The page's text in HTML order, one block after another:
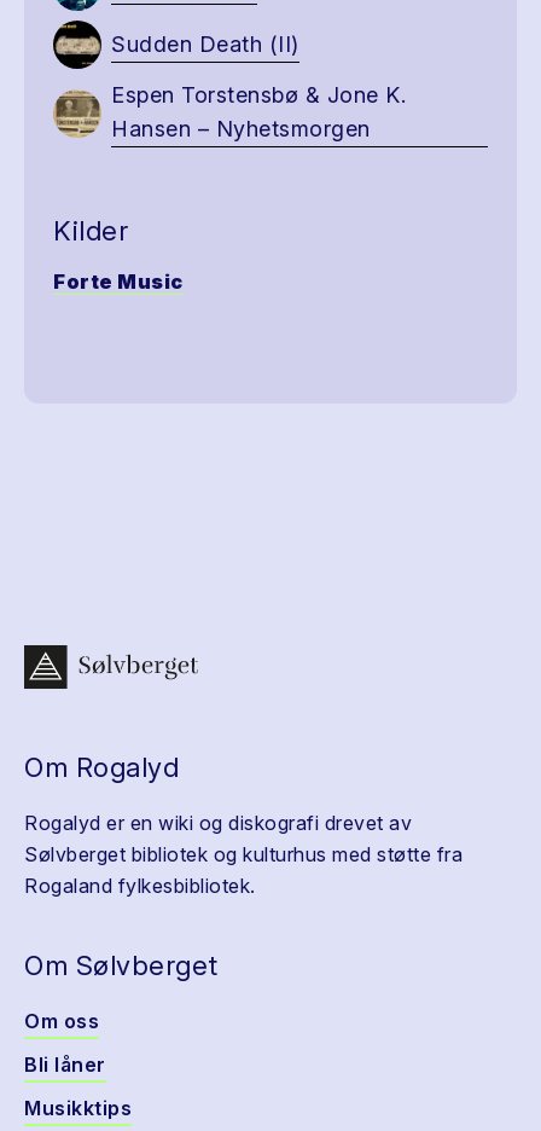
Sudden Death (II)
Espen Torstensbø & Jone K.
Hansen – Nyhetsmorgen
Kilder
Forte Music
Om Rogalyd
Rogalyd er en wiki og diskografi drevet av
Sølvberget bibliotek og kulturhus med støtte fra
Rogaland fylkesbibliotek.
Om Sølvberget
Om oss
Bli låner
Musikktips